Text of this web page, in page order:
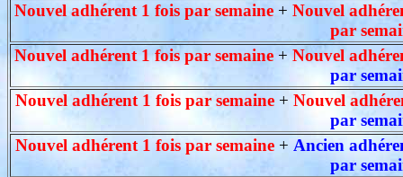
Nouvel adhérent 1 fois par semaine+ Nouvel
par
Nouvel adhérent 1 fois par semaine +Nouvel
par
Nouvel adhérent 1 fois par semaine+ Nouvel
par
Nouvel adhérent 1 fois par semaine+ Ancien
par